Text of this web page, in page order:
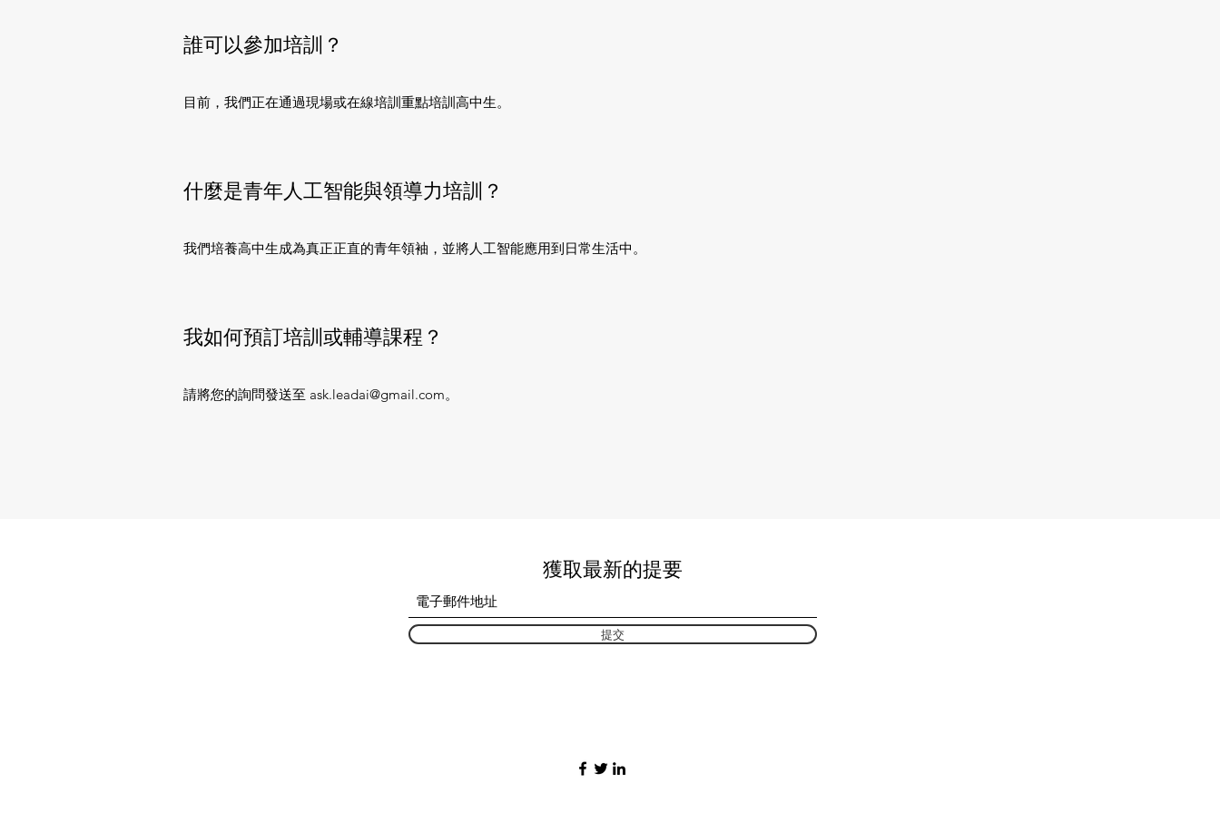
誰可以參加培訓？
目前，我們正在通過現場或在線培訓重點培訓高中生。
什麼是青年人工智能與領導力培訓？
我們培養高中生成為真正正直的青年領袖，並將人工智能應用到日常生活中。
我如何預訂培訓或輔導課程？
請將您的詢問發送至 ask.leadai@gmail.com。
獲取最新的提要
提交